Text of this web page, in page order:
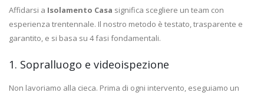
Affidarsi a Isolamento Casa significa scegliere un team con
esperienza trentennale. Il nostro metodo è testato, trasparente e
garantito, e si basa su 4 fasi fondamentali.
1. Sopralluogo e videoispezione
Non lavoriamo alla cieca. Prima di ogni intervento, eseguiamo un